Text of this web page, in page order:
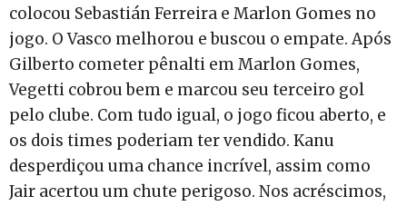
colocou Sebastián Ferreira e Marlon Gomes no
jogo. O Vasco melhorou e buscou o empate. Após
Gilberto cometer pênalti em Marlon Gomes,
Vegetti cobrou bem e marcou seu terceiro gol
pelo clube. Com tudo igual, o jogo ficou aberto, e
os dois times poderiam ter vendido. Kanu
desperdiçou uma chance incrível, assim como
Jair acertou um chute perigoso. Nos acréscimos,